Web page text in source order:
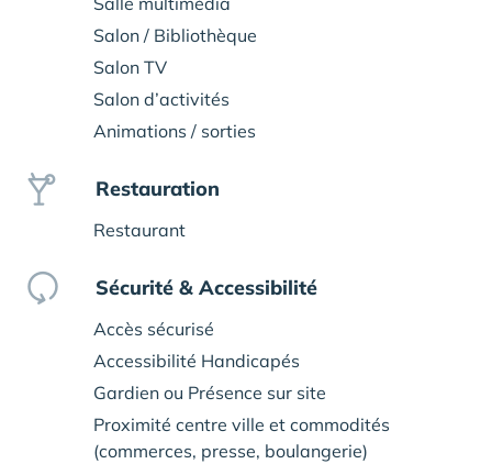
Salon / Bibliothèque
Salon TV
Salon d’activités
Animations / sorties
Restauration
Restaurant
Sécurité & Accessibilité
Accès sécurisé
Accessibilité Handicapés
Gardien ou Présence sur site
Proximité centre ville et commodités
(commerces, presse, boulangerie)